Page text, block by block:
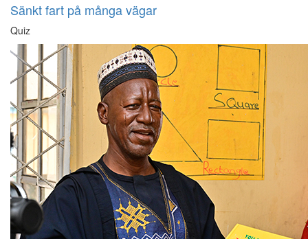
Sänkt fart på många vägar
Quiz